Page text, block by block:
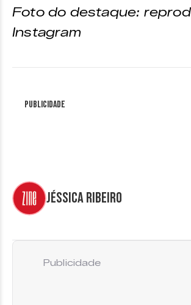
Foto do destaque:
Instagram
Publicidade
Jéssica Ribeiro
Publicidade